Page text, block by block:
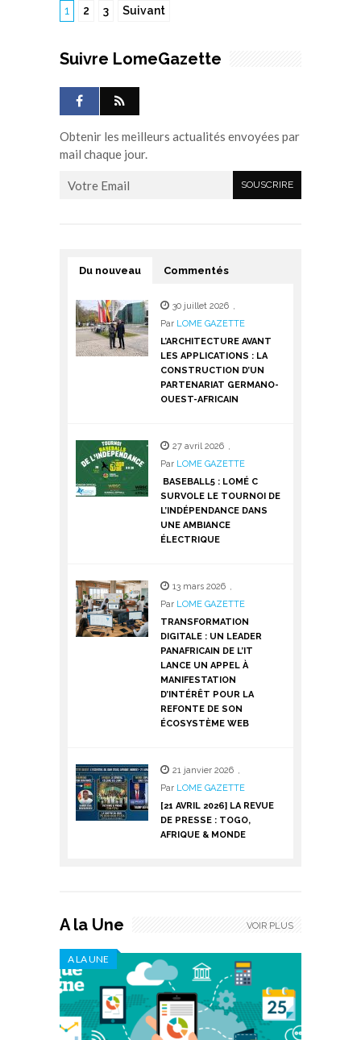
1 2 3 Suivant
Suivre LomeGazette
Obtenir les meilleurs actualités envoyées par
mail chaque jour.
Du nouveau Commentés
30 juillet 2026 ,
Par LOME GAZETTE
L’ARCHITECTURE AVANT
LES APPLICATIONS : LA
CONSTRUCTION D’UN
PARTENARIAT GERMANO-
OUEST-AFRICAIN
27 avril 2026 ,
Par LOME GAZETTE
BASEBALL5 : LOMÉ C
SURVOLE LE TOURNOI DE
L’INDÉPENDANCE DANS
UNE AMBIANCE
ÉLECTRIQUE
13 mars 2026 ,
Par LOME GAZETTE
TRANSFORMATION
DIGITALE : UN LEADER
PANAFRICAIN DE L’IT
LANCE UN APPEL À
MANIFESTATION
D’INTÉRÊT POUR LA
REFONTE DE SON
ÉCOSYSTÈME WEB
21 janvier 2026 ,
Par LOME GAZETTE
[21 AVRIL 2026] LA REVUE
DE PRESSE : TOGO,
AFRIQUE & MONDE
A la Une
A LA UNE
VOIR PLUS